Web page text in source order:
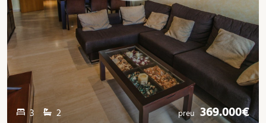
3 2 preu 369.000€